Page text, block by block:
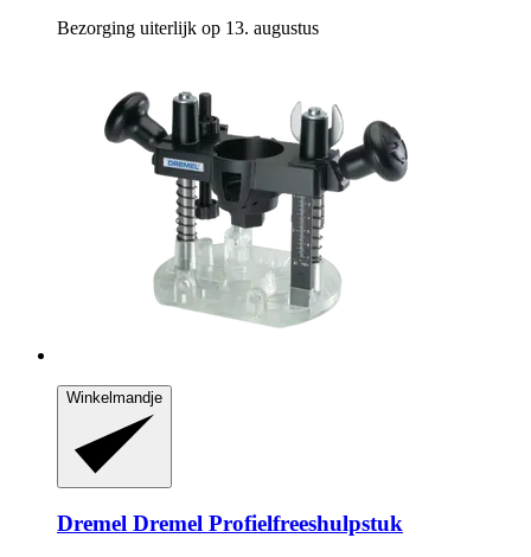
Bezorging uiterlijk op 13. augustus
Winkelmandje
Dremel Dremel Profielfreeshulpstuk